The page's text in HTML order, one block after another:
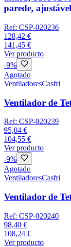
parede,
Ref: CSP-020236
128,42 €
141,45 €
Ver producto
-9%
Agotado
VentiladoresCasfri
Ventilador de
Ref: CSP-020239
95,04 €
104,55 €
Ver producto
-9%
Agotado
VentiladoresCasfri
Ventilador de
Ref: CSP-020240
98,40 €
108,24 €
Ver producto